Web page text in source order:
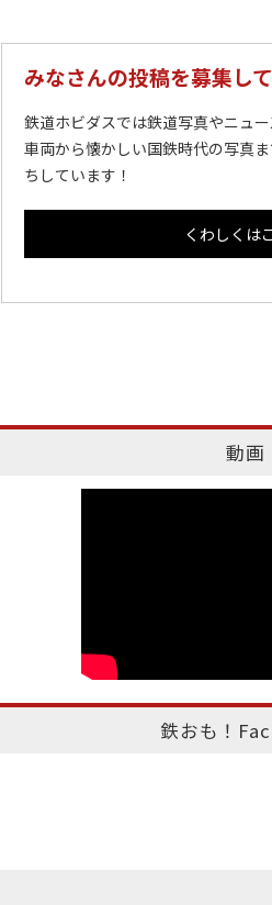
みなさんの投稿を募集し
鉄道ホビダスでは鉄道写真やニュ
車両から懐かしい国鉄時代の写真
ちしています！
くわしくは
動画
鉄おも！